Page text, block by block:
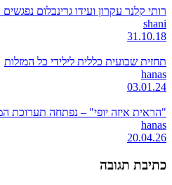
רותי קלנר עקרון ועידו גרינבלום
shani
31.10.18
תחזית שבועית כללית לילידי כל המזלות
hanas
03.01.24
"הראית איזה יופי" – נפתחה תערוכת
hanas
20.04.26
כתיבת תגובה